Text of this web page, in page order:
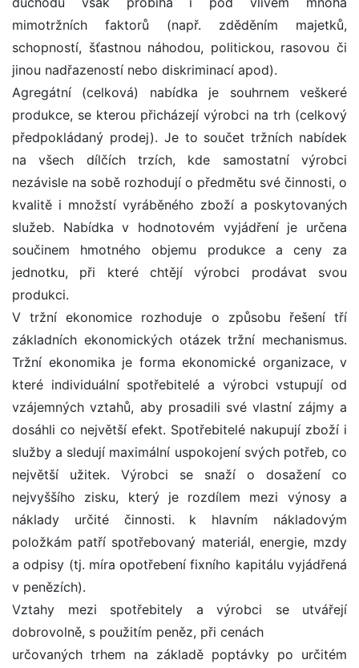
mimotržních faktorů (např. zděděním majetků,
schopností, šťastnou náhodou, politickou, rasovou či
jinou nadřazeností nebo diskriminací apod).
Agregátní (celková) nabídka je souhrnem veškeré
produkce, se kterou přicházejí výrobci na trh (celkový
předpokládaný prodej). Je to součet tržních nabídek
na všech dílčích trzích, kde samostatní výrobci
nezávisle na sobě rozhodují o předmětu své činnosti, o
kvalitě i množstí vyráběného zboží a poskytovaných
služeb. Nabídka v hodnotovém vyjádření je určena
součinem hmotného objemu produkce a ceny za
jednotku, při které chtějí výrobci prodávat svou
produkci.
V tržní ekonomice rozhoduje o způsobu řešení tří
základních ekonomických otázek tržní mechanismus.
Tržní ekonomika je forma ekonomické organizace, v
které individuální spotřebitelé a výrobci vstupují od
vzájemných vztahů, aby prosadili své vlastní zájmy a
dosáhli co největší efekt. Spotřebitelé nakupují zboží i
služby a sledují maximální uspokojení svých potřeb, co
největší užitek. Výrobci se snaží o dosažení co
nejvyššího zisku, který je rozdílem mezi výnosy a
náklady určité činnosti. k hlavním nákladovým
položkám patří spotřebovaný materiál, energie, mzdy
a odpisy (tj. míra opotřebení fixního kapitálu vyjádřená
v penězích).
Vztahy mezi spotřebitely a výrobci se utvářejí
dobrovolně, s použitím peněz, při cenách
určovaných trhem na základě poptávky po určitém